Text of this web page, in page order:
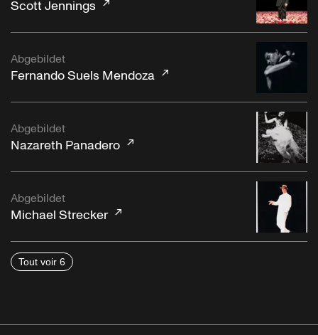
Scott Jennings
Abgebildet
Fernando Suels Mendoza
Abgebildet
Nazareth Panadero
Abgebildet
Michael Strecker
Tout voir 6